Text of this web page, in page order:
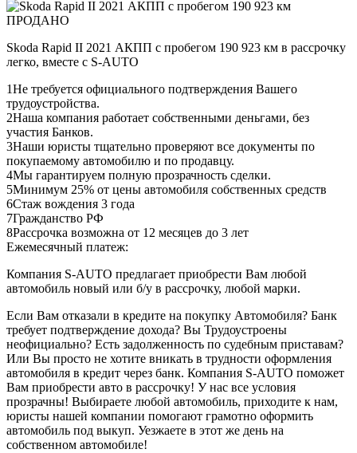
ПРОДАНО
Skoda Rapid II 2021 АКПП с пробегом 190 923 км в рассрочку
легко, вместе с S-AUTO
1Не требуется официального подтверждения Вашего
трудоустройства.
2Наша компания работает собственными деньгами, без
участия Банков.
3Наши юристы тщательно проверяют все документы по
покупаемому автомобилю и по продавцу.
4Мы гарантируем полную прозрачность сделки.
5Минимум 25% от цены автомобиля собственных средств
6Стаж вождения 3 года
7Гражданство РФ
8Рассрочка возможна от 12 месяцев до 3 лет
Ежемесячный платеж:
Компания S-AUTO предлагает приобрести Вам любой
автомобиль новый или б/у в рассрочку, любой марки.
Если Вам отказали в кредите на покупку Автомобиля? Банк
требует подтверждение дохода? Вы Трудоустроены
неофициально? Есть задолженность по судебным приставам?
Или Вы просто не хотите вникать в трудности оформления
автомобиля в кредит через банк. Компания S-AUTO поможет
Вам приобрести авто в рассрочку! У нас все условия
прозрачны! Выбираете любой автомобиль, приходите к нам,
юристы нашей компании помогают грамотно оформить
автомобиль под выкуп. Уезжаете в этот же день на
собственном автомобиле!